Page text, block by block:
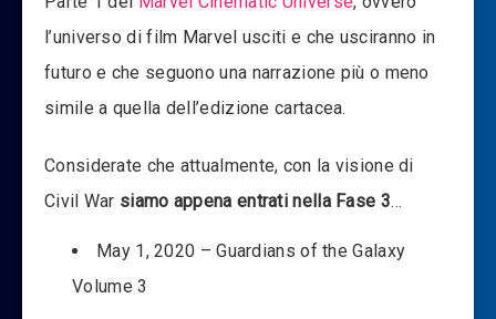
l’universo di film Marvel usciti e che usciranno in
futuro e che seguono una narrazione più o meno
simile a quella dell’edizione cartacea.
Considerate che attualmente, con la visione di
Civil War siamo appena entrati nella Fase 3…
May 1, 2020 – Guardians of the Galaxy
Volume 3